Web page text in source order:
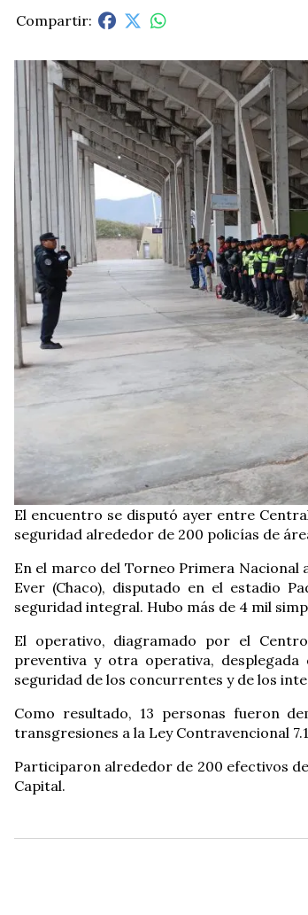
El encuentro se disputó ayer entre
seguridad alrededor de 200 policías de
En el marco del Torneo Primera Nacional
Ever (Chaco), disputado en el estadio
seguridad integral. Hubo más de 4 mil
El operativo, diagramado por el
preventiva y otra operativa,
seguridad de los concurrentes y de los
Como resultado, 13 personas fueron
transgresiones a la Ley Contravencional
Participaron alrededor de 200 efectivos
Capital.